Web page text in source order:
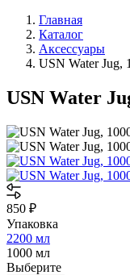
Главная
Каталог
Аксессуары
USN Water Jug,
USN Water
850 ₽
Упаковка
2200 мл
1000 мл
Выберите